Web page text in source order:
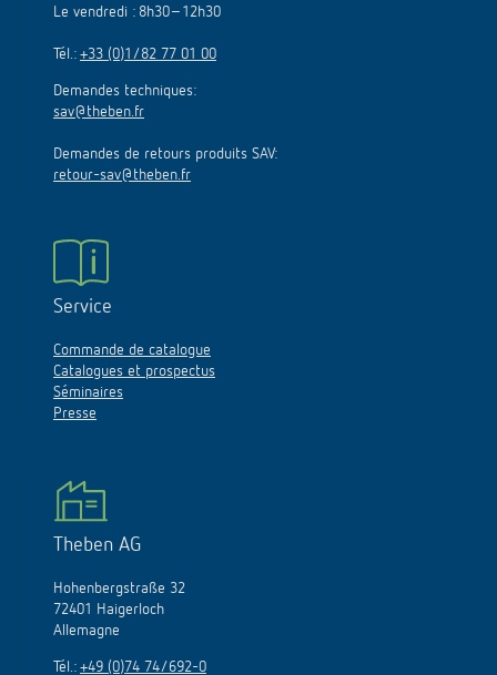
Le vendredi : 8h30–12h30
Tél.: +33 (0)1/82 77 01 00
Demandes techniques:
sav@theben.fr
Demandes de retours produits SAV:
retour-sav@theben.fr
Service
Commande de catalogue
Catalogues et prospectus
Séminaires
Presse
Theben AG
Hohenbergstraße 32
72401 Haigerloch
Allemagne
Tél.: +49 (0)74 74/692-0